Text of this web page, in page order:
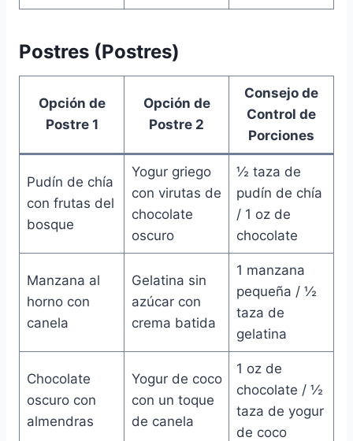
Postres (Postres)
Opción de
Postre 1
Opción de
Postre 2
Consejo de
Control de
Porciones
Pudín de chía
con frutas del
bosque
Yogur griego
con virutas de
chocolate
oscuro
½ taza de
pudín de chía
/ 1 oz de
chocolate
Manzana al
horno con
canela
Gelatina sin
azúcar con
crema batida
1 manzana
pequeña / ½
taza de
gelatina
Chocolate
oscuro con
almendras
Yogur de coco
con un toque
de canela
1 oz de
chocolate / ½
taza de yogur
de coco